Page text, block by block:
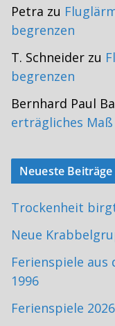
Petra zu
begrenzen
T. Schneider zu
begrenzen
Bernhard Paul
erträgliches
Neueste Beiträge
Trockenheit
Neue
Ferienspiele
1996
Ferienspiele